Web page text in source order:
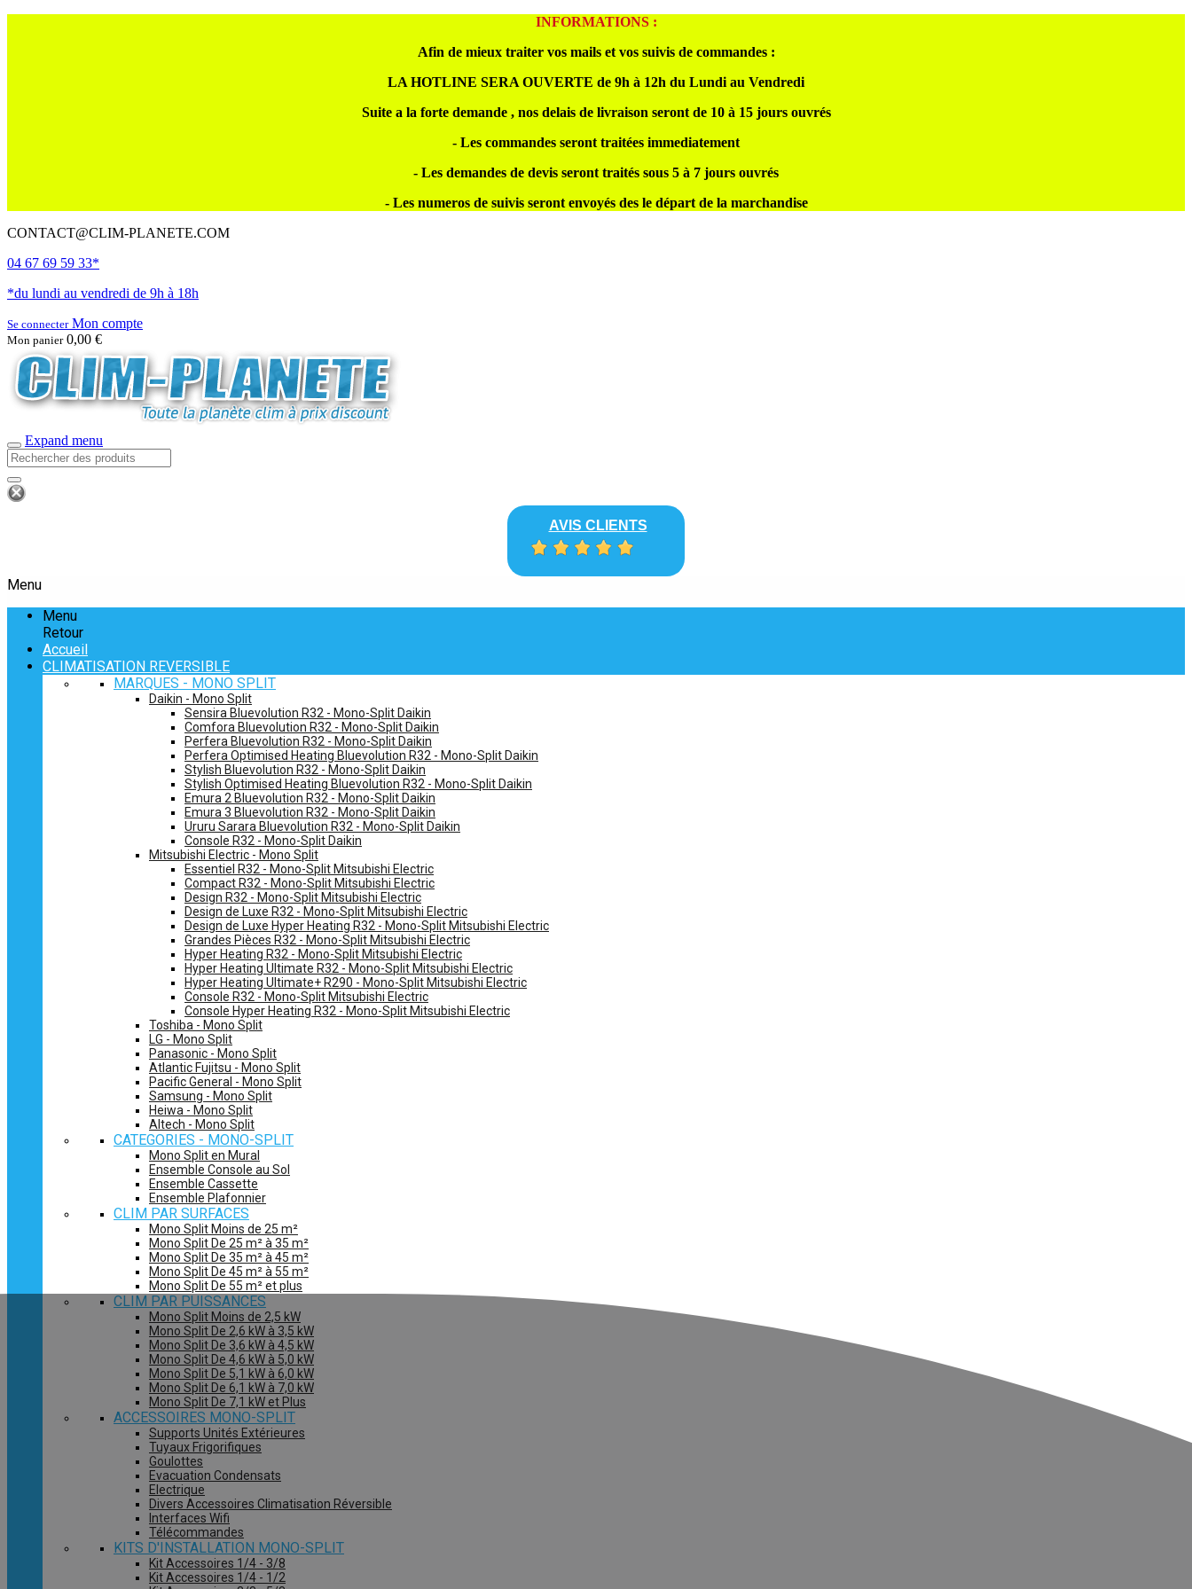
INFORMATIONS :
Afin de mieux traiter vos mails et vos suivis de commandes :
LA HOTLINE SERA OUVERTE de 9h à 12h du Lundi au Vendredi
Suite a la forte demande , nos delais de livraison seront de 10 à 15 jours ouvrés
- Les commandes seront traitées immediatement
- Les demandes de devis seront traités sous 5 à 7 jours ouvrés
- Les numeros de suivis seront envoyés des le départ de la marchandise
CONTACT@CLIM-PLANETE.COM
04 67 69 59 33*
*du lundi au vendredi de 9h à 18h
Se connecterMon compte
Mon panier 0,00 €
Expand menu
AVIS CLIENTS
Menu
Menu
Retour
Accueil
CLIMATISATION REVERSIBLE
MARQUES - MONO SPLIT
Daikin - Mono Split
Sensira Bluevolution R32 - Mono-Split Daikin
Comfora Bluevolution R32 - Mono-Split Daikin
Perfera Bluevolution R32 - Mono-Split Daikin
Perfera Optimised Heating Bluevolution R32 - Mono-Split Daikin
Stylish Bluevolution R32 - Mono-Split Daikin
Stylish Optimised Heating Bluevolution R32 - Mono-Split Daikin
Emura 2 Bluevolution R32 - Mono-Split Daikin
Emura 3 Bluevolution R32 - Mono-Split Daikin
Ururu Sarara Bluevolution R32 - Mono-Split Daikin
Console R32 - Mono-Split Daikin
Mitsubishi Electric - Mono Split
Essentiel R32 - Mono-Split Mitsubishi Electric
Compact R32 - Mono-Split Mitsubishi Electric
Design R32 - Mono-Split Mitsubishi Electric
Design de Luxe R32 - Mono-Split Mitsubishi Electric
Design de Luxe Hyper Heating R32 - Mono-Split Mitsubishi Electric
Grandes Pièces R32 - Mono-Split Mitsubishi Electric
Hyper Heating R32 - Mono-Split Mitsubishi Electric
Hyper Heating Ultimate R32 - Mono-Split Mitsubishi Electric
Hyper Heating Ultimate+ R290 - Mono-Split Mitsubishi Electric
Console R32 - Mono-Split Mitsubishi Electric
Console Hyper Heating R32 - Mono-Split Mitsubishi Electric
Toshiba - Mono Split
LG - Mono Split
Panasonic - Mono Split
Atlantic Fujitsu - Mono Split
Pacific General - Mono Split
Samsung - Mono Split
Heiwa - Mono Split
Altech - Mono Split
CATEGORIES - MONO-SPLIT
Mono Split en Mural
Ensemble Console au Sol
Ensemble Cassette
Ensemble Plafonnier
CLIM PAR SURFACES
Mono Split Moins de 25 m²
Mono Split De 25 m² à 35 m²
Mono Split De 35 m² à 45 m²
Mono Split De 45 m² à 55 m²
Mono Split De 55 m² et plus
CLIM PAR PUISSANCES
Mono Split Moins de 2,5 kW
Mono Split De 2,6 kW à 3,5 kW
Mono Split De 3,6 kW à 4,5 kW
Mono Split De 4,6 kW à 5,0 kW
Mono Split De 5,1 kW à 6,0 kW
Mono Split De 6,1 kW à 7,0 kW
Mono Split De 7,1 kW et Plus
ACCESSOIRES MONO-SPLIT
Supports Unités Extérieures
Tuyaux Frigorifiques
Goulottes
Evacuation Condensats
Electrique
Divers Accessoires Climatisation Réversible
Interfaces Wifi
Télécommandes
KITS D'INSTALLATION MONO-SPLIT
Kit Accessoires 1/4 - 3/8
Kit Accessoires 1/4 - 1/2